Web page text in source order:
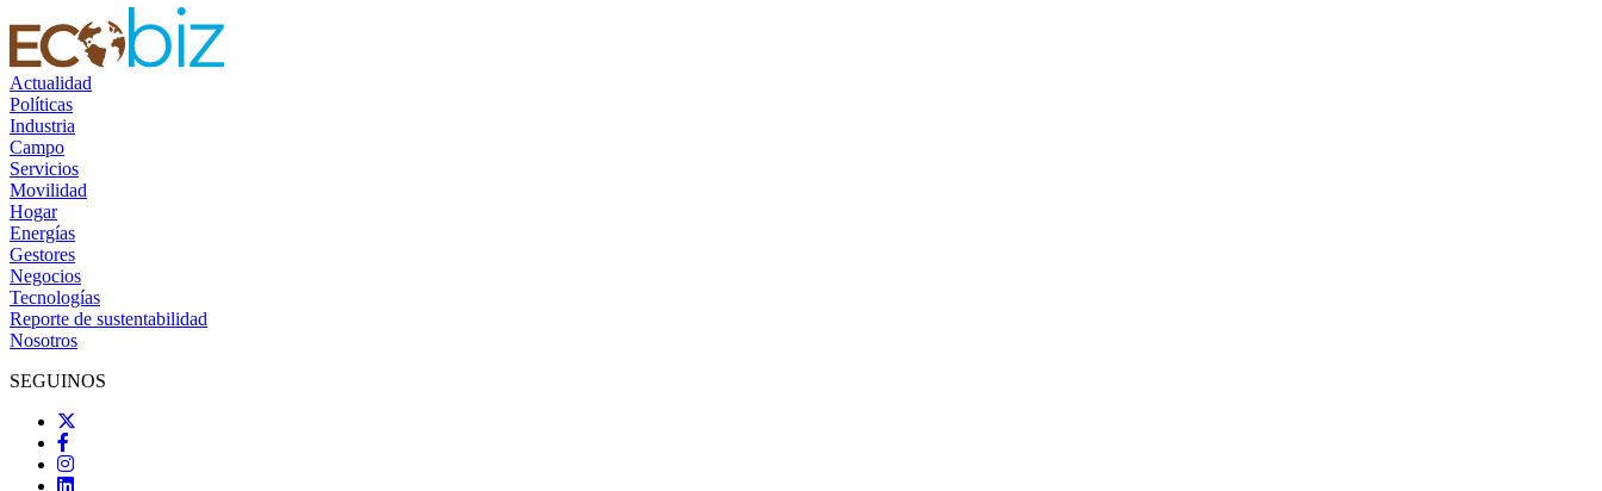
Actualidad
Políticas
Industria
Campo
Servicios
Movilidad
Hogar
Energías
Gestores
Negocios
Tecnologías
Reporte de sustentabilidad
Nosotros
SEGUINOS